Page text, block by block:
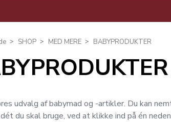
SHOP MED MERE BABYPRODUKTER
udvalg af babymad og -artikler. Du kan
du skal bruge, ved at klikke ind på én